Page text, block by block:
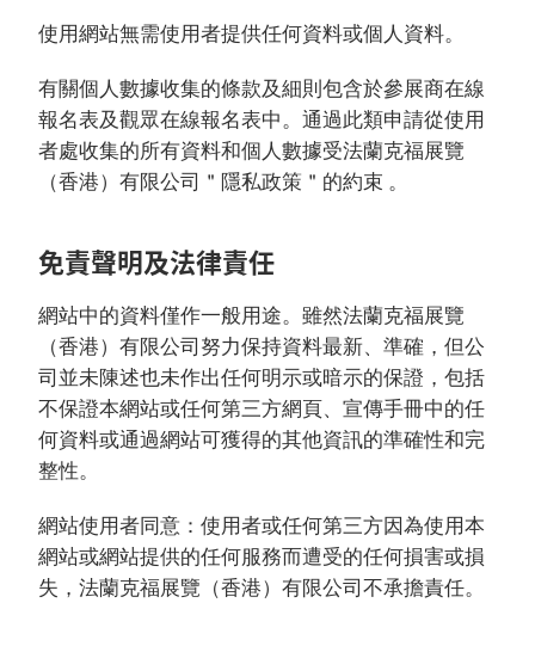
使用網站無需使用者提供任何資料或個人資料。
有關個人數據收集的條款及細則包含於參展商在線
報名表及觀眾在線報名表中。通過此類申請從使用
者處收集的所有資料和個人數據受法蘭克福展覽
（香港）有限公司＂隱私政策＂的約束 。
免責聲明及法律責任
網站中的資料僅作一般用途。雖然法蘭克福展覽
（香港）有限公司努力保持資料最新、準確，但公
司並未陳述也未作出任何明示或暗示的保證，包括
不保證本網站或任何第三方網頁、宣傳手冊中的任
何資料或通過網站可獲得的其他資訊的準確性和完
整性。
網站使用者同意：使用者或任何第三方因為使用本
網站或網站提供的任何服務而遭受的任何損害或損
失，法蘭克福展覽（香港）有限公司不承擔責任。